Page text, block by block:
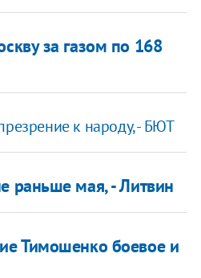
за газом по 168
к народу, - БЮТ
раньше мая, - Литвин
Тимошенко боевое и